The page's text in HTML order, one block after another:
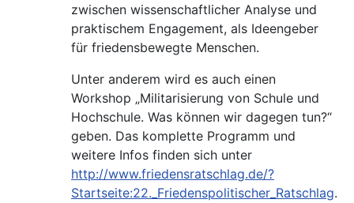
zwischen wissenschaftlicher Analyse und
praktischem Engagement, als Ideengeber
für friedensbewegte Menschen.
Unter anderem wird es auch einen
Workshop „Militarisierung von Schule und
Hochschule. Was können wir dagegen tun?“
geben. Das komplette Programm und
weitere Infos finden sich unter
http://www.friedensratschlag.de/?
Startseite:22._Friedenspolitischer_Ratschlag.